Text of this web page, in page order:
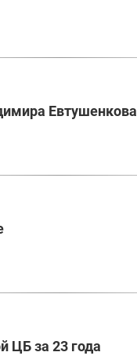
Евтушенкова
ЦБ за 23 года